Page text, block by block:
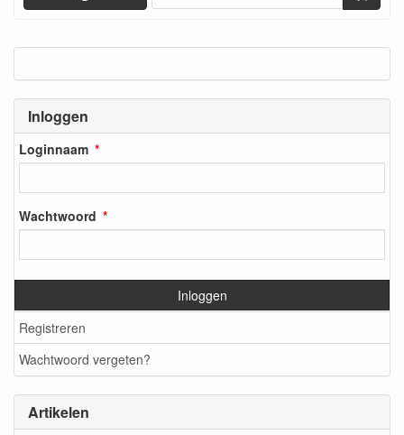
Inloggen
Loginnaam
Wachtwoord
Inloggen
Registreren
Wachtwoord vergeten?
Artikelen